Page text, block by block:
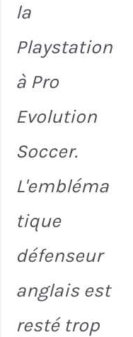
la
Playstation
à Pro
Evolution
Soccer.
L'embléma
tique
défenseur
anglais est
resté trop